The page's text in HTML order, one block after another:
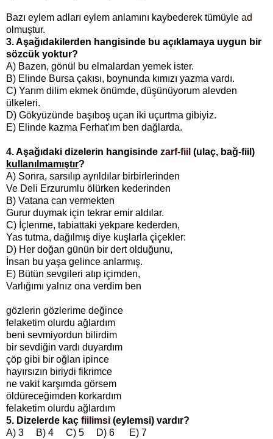
Bazı eylem adları eylem anlamını kaybederek tümüyle ad
olmuştur.
3. Aşağıdakilerden hangisinde bu açıklamaya uygun bir
sözcük yoktur?
A) Bazen, gönül bu elmalardan yemek ister.
B) Elinde Bursa çakısı, boynunda kımızı yazma vardı.
C) Yarım dilim ekmek önümde, düşünüyorum alevden
ülkeleri.
D) Gökyüzünde başıboş uçan iki uçurtma gibiyiz.
E) Elinde kazma Ferhat'ım ben dağlarda.
4. Aşağıdaki dizelerin hangisinde zarf-fiil (ulaç, bağ-fiil)
kullanılmamıştır?
A) Sonra, sarsılıp ayrıldılar birbirlerinden
Ve Deli Erzurumlu ölürken kederinden
B) Vatana can vermekten
Gurur duymak için tekrar emir aldılar.
C) İçlenme, tabiattaki yekpare kederden,
Yas tutma, dağılmış diye kuşlarla çiçekler:
D) Her doğan günün bir dert olduğunu,
İnsan bu yaşa gelince anlarmış.
E) Bütün sevgileri atıp içimden,
Varlığımı yalnız ona verdim ben
gözlerin gözlerime değince
felaketim olurdu ağlardım
beni sevmiyordun bilirdim
bir sevdiğin vardı duyardım
çöp gibi bir oğlan ipince
hayırsızın biriydi fikrimce
ne vakit karşımda görsem
öldüreceğimden korkardım
felaketim olurdu ağlardım
5. Dizelerde kaç fiilimsi (eylemsi) vardır?
A) 3 B) 4 C) 5 D) 6 E) 7